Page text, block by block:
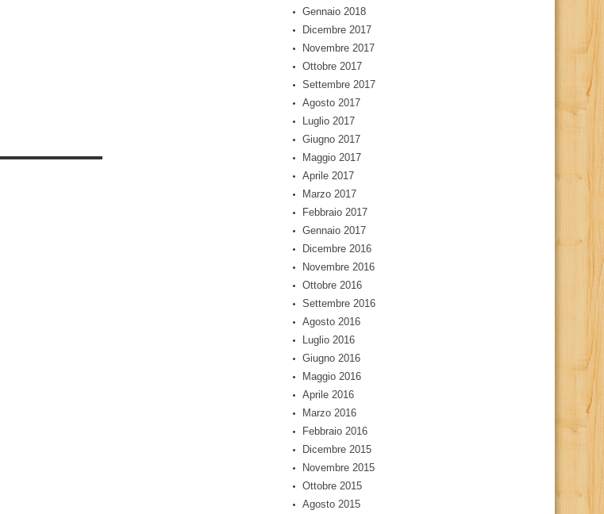
Gennaio 2018
Dicembre 2017
Novembre 2017
Ottobre 2017
Settembre 2017
Agosto 2017
Luglio 2017
Giugno 2017
Maggio 2017
Aprile 2017
Marzo 2017
Febbraio 2017
Gennaio 2017
Dicembre 2016
Novembre 2016
Ottobre 2016
Settembre 2016
Agosto 2016
Luglio 2016
Giugno 2016
Maggio 2016
Aprile 2016
Marzo 2016
Febbraio 2016
Dicembre 2015
Novembre 2015
Ottobre 2015
Agosto 2015